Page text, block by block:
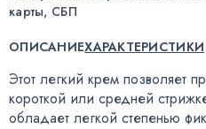
карты, СБП
ОПИСАНИЕХАРАКТЕРИСТИКИ
Этот легкий крем позволяет
короткой или средней
обладает легкой степенью